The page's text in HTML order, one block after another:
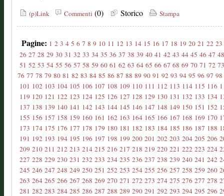
(p)Link Commenti (0) Storico Stampa
Pagine: 1 2 3 4 5 6 7 8 9 10 11 12 13 14 15 16 17 18 19 20 21 22 23
26 27 28 29 30 31 32 33 34 35 36 37 38 39 40 41 42 43 44 45 46 47 48
51 52 53 54 55 56 57 58 59 60 61 62 63 64 65 66 67 68 69 70 71 72 73
76 77 78 79 80 81 82 83 84 85 86 87 88 89 90 91 92 93 94 95 96 97 98
101 102 103 104 105 106 107 108 109 110 111 112 113 114 115 116
119 120 121 122 123 124 125 126 127 128 129 130 131 132 133 134
137 138 139 140 141 142 143 144 145 146 147 148 149 150 151 152
155 156 157 158 159 160 161 162 163 164 165 166 167 168 169 170
173 174 175 176 177 178 179 180 181 182 183 184 185 186 187 188
191 192 193 194 195 196 197 198 199 200 201 202 203 204 205 206
209 210 211 212 213 214 215 216 217 218 219 220 221 222 223 224
227 228 229 230 231 232 233 234 235 236 237 238 239 240 241 242
245 246 247 248 249 250 251 252 253 254 255 256 257 258 259 260
263 264 265 266 267 268 269 270 271 272 273 274 275 276 277 278
281 282 283 284 285 286 287 288 289 290 291 292 293 294 295 296